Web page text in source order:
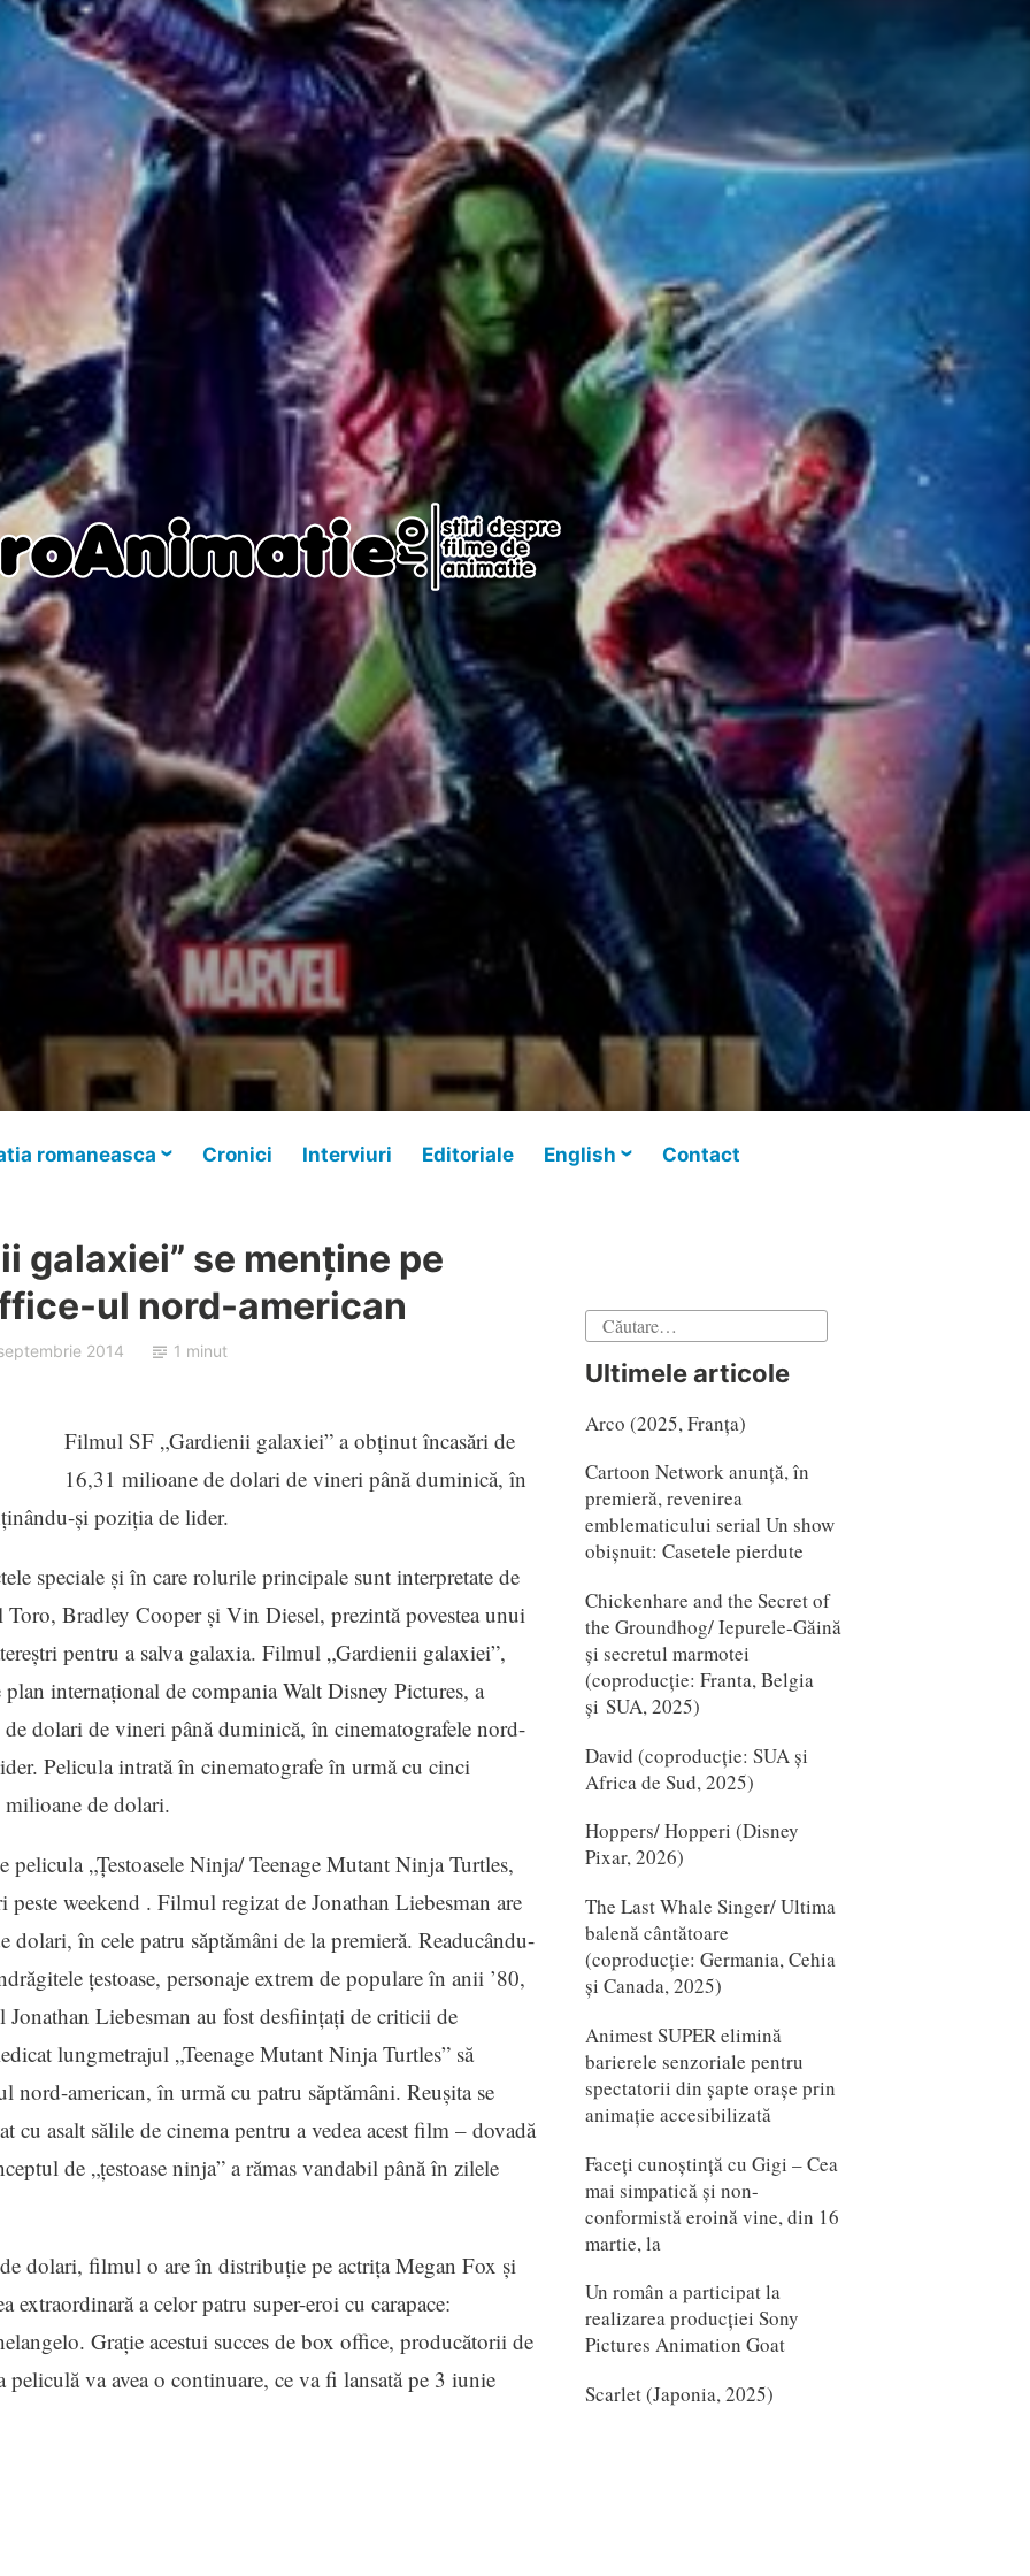
romaneasca Cronici Interviuri Editoriale English Contact
galaxiei” se menţine pe
ul nord-american
2014 1 minut
Filmul SF „Gardienii galaxiei” a obţinut încasări de
16,31 milioane de dolari de vineri până duminică, în
şi poziţia de lider.
speciale şi în care rolurile principale sunt interpretate de
Bradley Cooper şi Vin Diesel, prezintă povestea unui
pentru a salva galaxia. Filmul „Gardienii galaxiei”,
internaţional de compania Walt Disney Pictures, a
dolari de vineri până duminică, în cinematografele nord-
Pelicula intrată în cinematografe în urmă cu cinci
milioane de dolari.
„Ţestoasele Ninja/ Teenage Mutant Ninja Turtles,
weekend . Filmul regizat de Jonathan Liebesman are
dolari, în cele patru săptămâni de la premieră. Readucându-
ţestoase, personaje extrem de populare în anii ’80,
Liebesman au fost desfiinţaţi de criticii de
lungmetrajul „Teenage Mutant Ninja Turtles” să
american, în urmă cu patru săptămâni. Reuşita se
cu asalt sălile de cinema pentru a vedea acest film – dovadă
de „ţestoase ninja” a rămas vandabil până în zilele
dolari, filmul o are în distribuţie pe actriţa Megan Fox şi
extraordinară a celor patru super-eroi cu carapace:
Graţie acestui succes de box office, producătorii de
va avea o continuare, ce va fi lansată pe 3 iunie
Caută
Ultimele articole
Arco (2025, Franța)
Cartoon Network anunță, în
premieră, revenirea
emblematicului serial Un show
obișnuit: Casetele pierdute
Chickenhare and the Secret of
the Groundhog/ Iepurele-Găină
și secretul marmotei
(coproducție: Franta, Belgia
și SUA, 2025)
David (coproducție: SUA și
Africa de Sud, 2025)
Hoppers/ Hopperi (Disney
Pixar, 2026)
The Last Whale Singer/ Ultima
balenă cântătoare
(coproducție: Germania, Cehia
și Canada, 2025)
Animest SUPER elimină
barierele senzoriale pentru
spectatorii din șapte orașe prin
animație accesibilizată
Faceți cunoștință cu Gigi – Cea
mai simpatică și non-
conformistă eroină vine, din 16
martie, la
Un român a participat la
realizarea producției Sony
Pictures Animation Goat
Scarlet (Japonia, 2025)